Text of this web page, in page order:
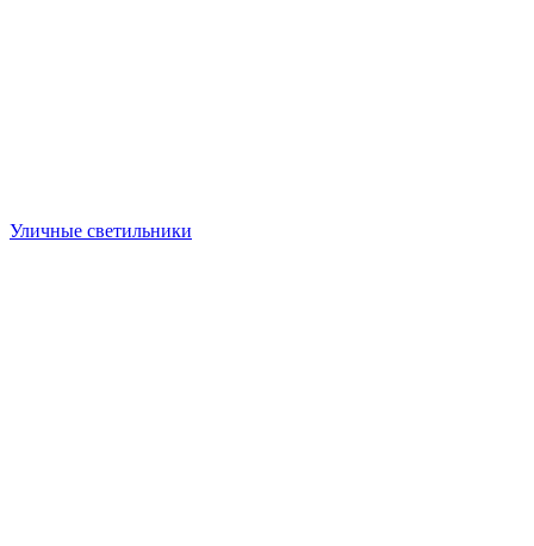
Уличные светильники